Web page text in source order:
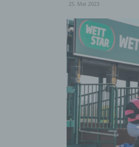
25. Mai 2023